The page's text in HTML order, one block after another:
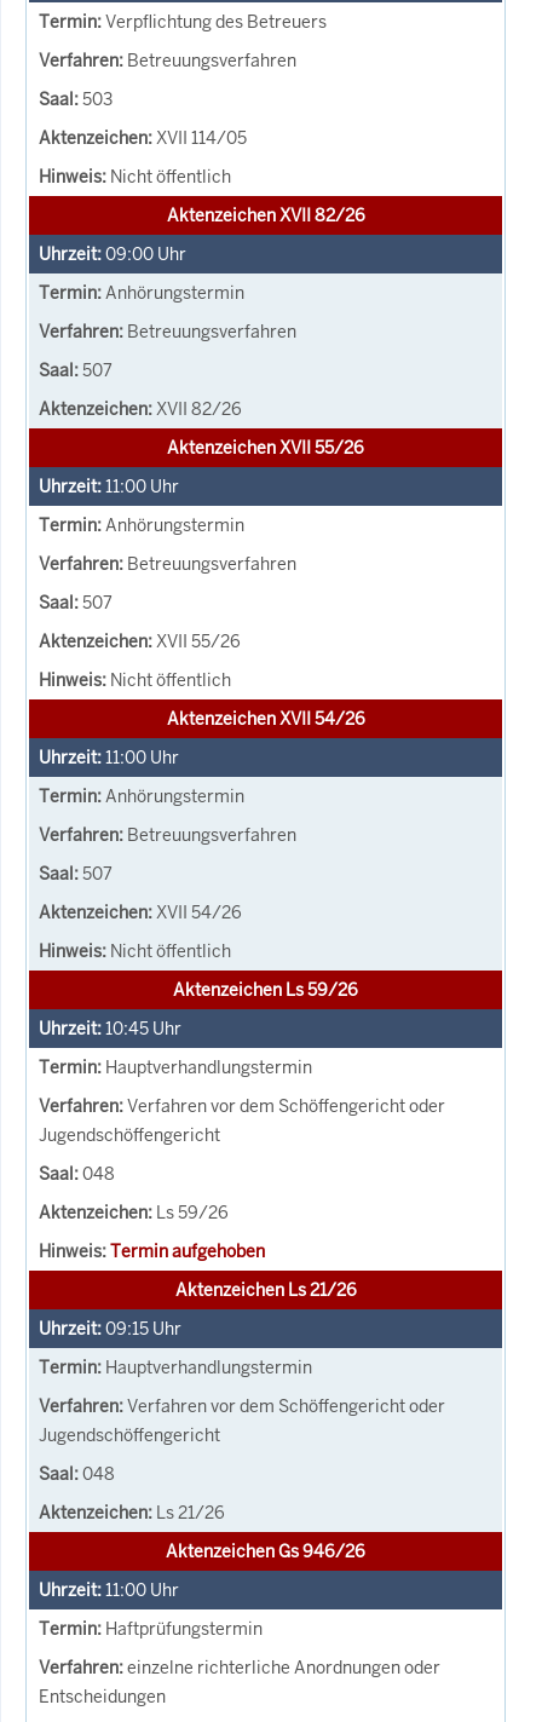
Verpflichtung des Betreuers
Betreuungsverfahren
503
XVII 114/05
Nicht öffentlich
Aktenzeichen XVII 82/26
09:00 Uhr
Anhörungstermin
Betreuungsverfahren
507
XVII 82/26
Aktenzeichen XVII 55/26
11:00 Uhr
Anhörungstermin
Betreuungsverfahren
507
XVII 55/26
Nicht öffentlich
Aktenzeichen XVII 54/26
11:00 Uhr
Anhörungstermin
Betreuungsverfahren
507
XVII 54/26
Nicht öffentlich
Aktenzeichen Ls 59/26
10:45 Uhr
Hauptverhandlungstermin
Verfahren vor dem Schöffengericht oder
Jugendschöffengericht
048
Ls 59/26
Termin aufgehoben
Aktenzeichen Ls 21/26
09:15 Uhr
Hauptverhandlungstermin
Verfahren vor dem Schöffengericht oder
Jugendschöffengericht
048
Ls 21/26
Aktenzeichen Gs 946/26
11:00 Uhr
Haftprüfungstermin
einzelne richterliche Anordnungen oder
Entscheidungen